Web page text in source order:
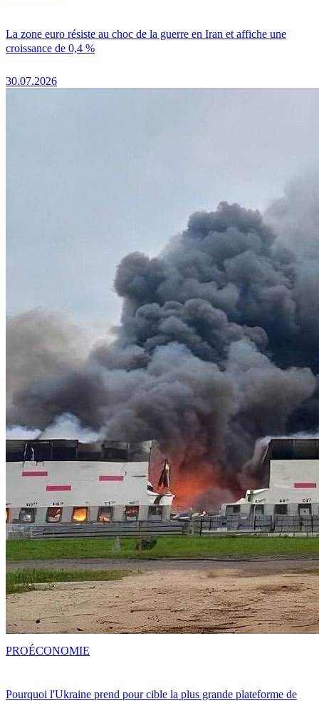
La zone euro résiste au choc de la guerre en Iran et affiche une
croissance de 0,4 %
30.07.2026
Pourquoi l'Ukraine prend pour cible la plus grande plateforme de
PROÉCONOMIE